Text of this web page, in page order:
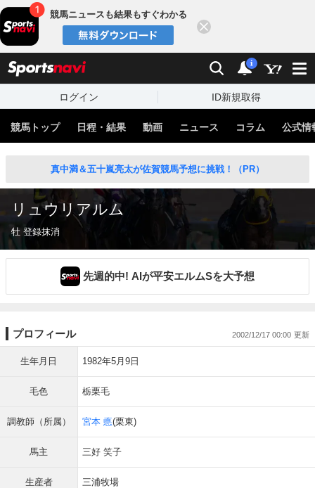
競馬ニュースも結果もすぐわかる
検索 通知
i
ログイン ID新規取得
競馬トップ 日程・結果 動画 ニュース コラム 公式情
真中満＆五十嵐亮太が佐賀競馬予想に挑戦！（PR）
リュウリアルム
牡 登録抹消
先週的中! AIが平安エルムSを大予想
プロフィール 2002/12/17 00:00
生年月日 1982年5月9日
毛色 栃栗毛
調教師（所属） 宮本 悳(栗東)
馬主 三好 笑子
生産者 三浦牧場